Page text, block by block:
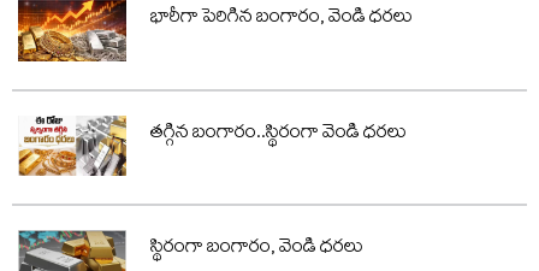
భారీగా పెరిగిన బంగారం, వెండి ధరలు
తగ్గిన బంగారం..స్థిరంగా వెండి ధరలు
స్థిరంగా బంగారం, వెండి ధరలు